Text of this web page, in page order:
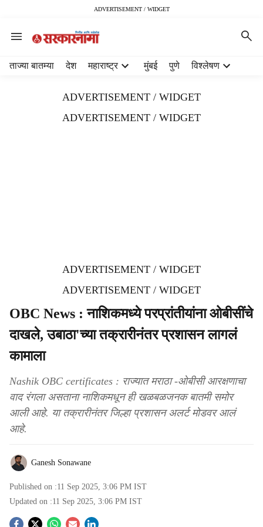
ADVERTISEMENT / WIDGET
ताज्या बातम्या देश महाराष्ट्र मुंबई पुणे विश्लेषण
ADVERTISEMENT / WIDGET
ADVERTISEMENT / WIDGET
ADVERTISEMENT / WIDGET
ADVERTISEMENT / WIDGET
OBC News : नाशिकमध्ये परप्रांतीयांना ओबीसींचे
दाखले, उबाठा'च्या तक्रारीनंतर प्रशासन लागलं
कामाला
Nashik OBC certificates : राज्यात मराठा -ओबीसी आरक्षणाचा
वाद रंगला असताना नाशिकमधून ही खळबळजनक बातमी समोर
आली आहे. या तक्रारीनंतर जिल्हा प्रशासन अलर्ट मोडवर आलं
आहे.
Ganesh Sonawane
Published on :11 Sep 2025, 3:06 PM IST
Updated on :11 Sep 2025, 3:06 PM IST